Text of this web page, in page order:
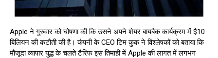
Apple ने गुरुवार को घोषणा की कि उसने अपने शेयर बायबैक कार्यक्रम में $10
बिलियन की कटौती की है। कंपनी के CEO टिम कुक ने विश्लेषकों को बताया कि
मौजूदा व्यापार युद्ध के चलते टैरिफ इस तिमाही में Apple की लागत में लगभग